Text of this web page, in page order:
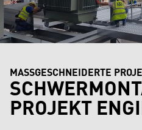
MASSGESCHNEIDERTE
PROJEKT